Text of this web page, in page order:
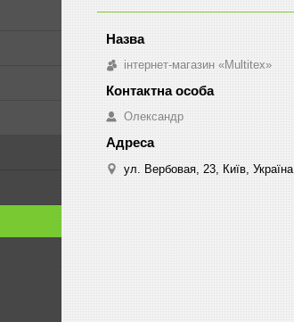
інтернет-магазин «Multitex»
Олександр
ул. Вербовая, 23, Київ, Україна